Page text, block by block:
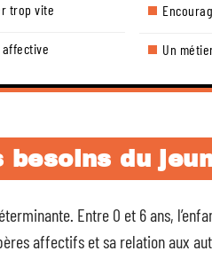
trop vite
Un
besoins du
Entre 0 et 6 ans,
affectifs et sa relation aux